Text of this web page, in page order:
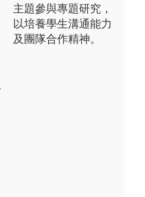
主題參與專題研究，
以培養學生溝通能力
及團隊合作精神。